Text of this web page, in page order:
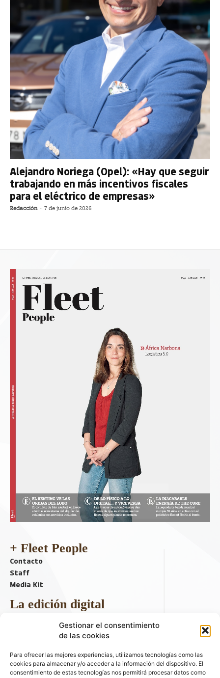
Gestionar el consentimiento
de las cookies
Para ofrecer las mejores experiencias, utilizamos tecnologías como las
cookies para almacenar y/o acceder a la información del dispositivo. El
consentimiento de estas tecnologías nos permitirá procesar datos como
Alejandro Noriega (Opel): «Hay que seguir
trabajando en más incentivos fiscales
para el eléctrico de empresas»
Redacción - 7 de junio de 2026
+ Fleet People
Contacto
Staff
Media Kit
La edición digital
Descargar último ejemplar
ir a hemeroteca
+ Contenido en redes sociales